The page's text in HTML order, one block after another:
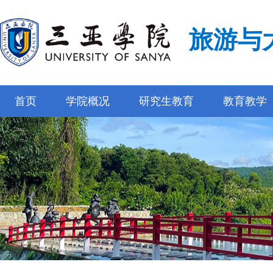
旅游与
首页 学院概况 研究生教育 教育教学